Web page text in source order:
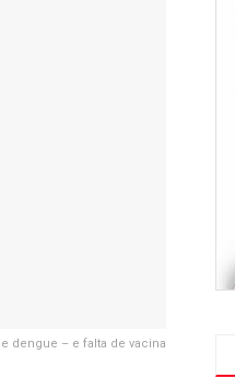
dengue – e falta de vacina